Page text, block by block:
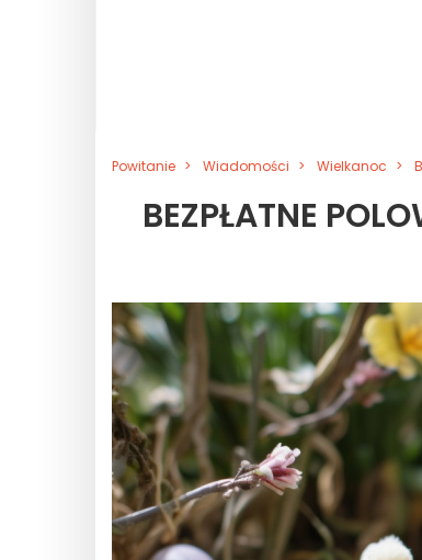
Powitanie Wiadomości Wielkanoc
BEZPŁATNE